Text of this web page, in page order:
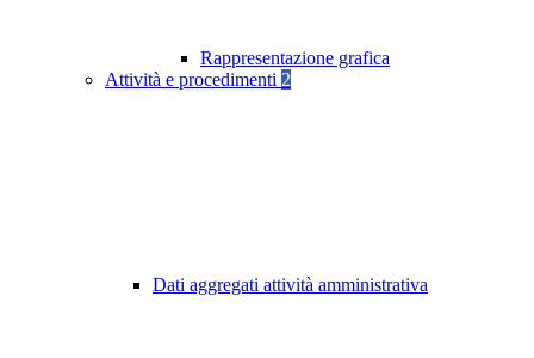
Rappresentazione grafica
Attività e procedimenti 2
Dati aggregati attività amministrativa